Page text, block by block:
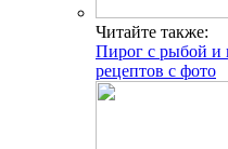
Читайте также:
Пирог с рыбой и
рецептов с фото